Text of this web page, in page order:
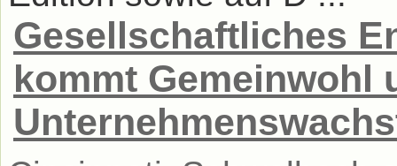
Gesellschaftliches
kommt Gemeinwohl